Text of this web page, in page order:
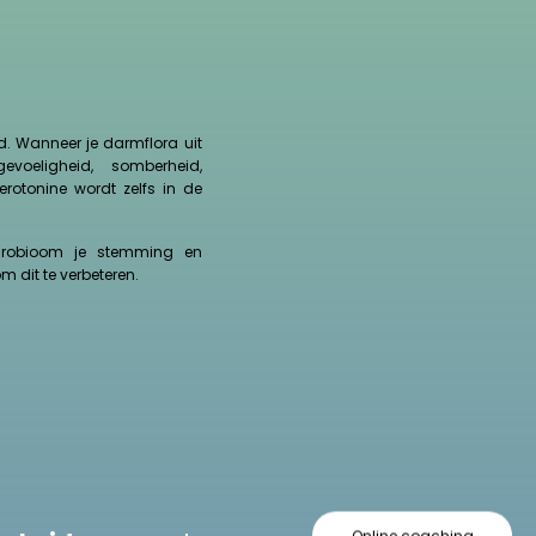
Wanneer je darmflora uit
somberheid,
wordt zelfs in de
je stemming en
dit te verbeteren.